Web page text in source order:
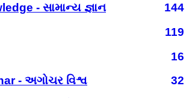
- સામાન્ય જ્ઞાન
144
119
16
- અગોચર વિશ્વ
32